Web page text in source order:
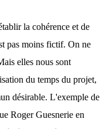
la cohérence et de
pas moins fictif. On ne
elles nous sont
du temps du projet,
désirable. L'exemple de
Roger Guesnerie en